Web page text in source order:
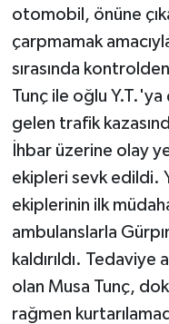
otomobil, önüne
çarpmamak
sırasında
Tunç ile oğlu Y.T.'ya
gelen trafik
İhbar üzerine olay
ekipleri sevk edildi.
ekiplerinin ilk
ambulanslarla
kaldırıldı. Tedaviye
olan Musa Tunç,
rağmen